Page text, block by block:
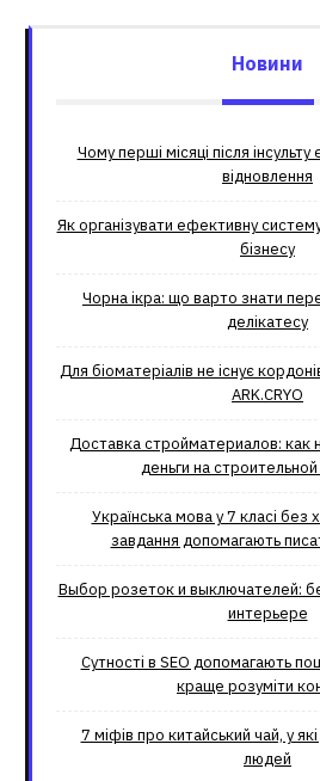
Новини
Чому перші місяці після
відновлення
Як організувати ефективну
бізнесу
Чорна ікра: що варто знати
делікатесу
Для біоматеріалів не існує
ARK.CRYO
Доставка стройматериалов: как
деньги на
Українська мова у 7 класі без
завдання допомагають
Выбор розеток и выключателей:
интерьере
Сутності в SEO допомагають
краще розуміти
7 міфів про китайський чай, у
людей